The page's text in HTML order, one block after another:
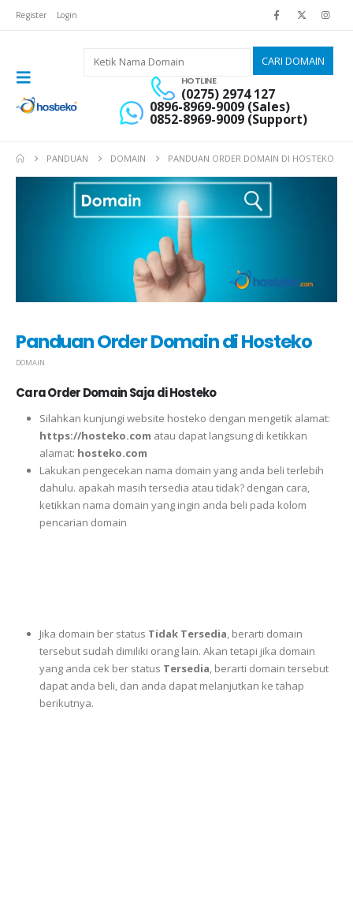
Register Login
HOTLINE
(0275) 2974 127
0896-8969-9009 (Sales)
0852-8969-9009 (Support)
PANDUAN DOMAIN PANDUAN ORDER DOMAIN DI HOSTEKO
Panduan Order Domain di Hosteko
DOMAIN
Cara Order Domain Saja di Hosteko
Silahkan kunjungi website hosteko dengan mengetik alamat:
https://hosteko.com atau dapat langsung di ketikkan
alamat: hosteko.com
Lakukan pengecekan nama domain yang anda beli terlebih
dahulu. apakah masih tersedia atau tidak? dengan cara,
ketikkan nama domain yang ingin anda beli pada kolom
pencarian domain
Jika domain ber status Tidak Tersedia, berarti domain
tersebut sudah dimiliki orang lain. Akan tetapi jika domain
yang anda cek ber status Tersedia, berarti domain tersebut
dapat anda beli, dan anda dapat melanjutkan ke tahap
berikutnya.